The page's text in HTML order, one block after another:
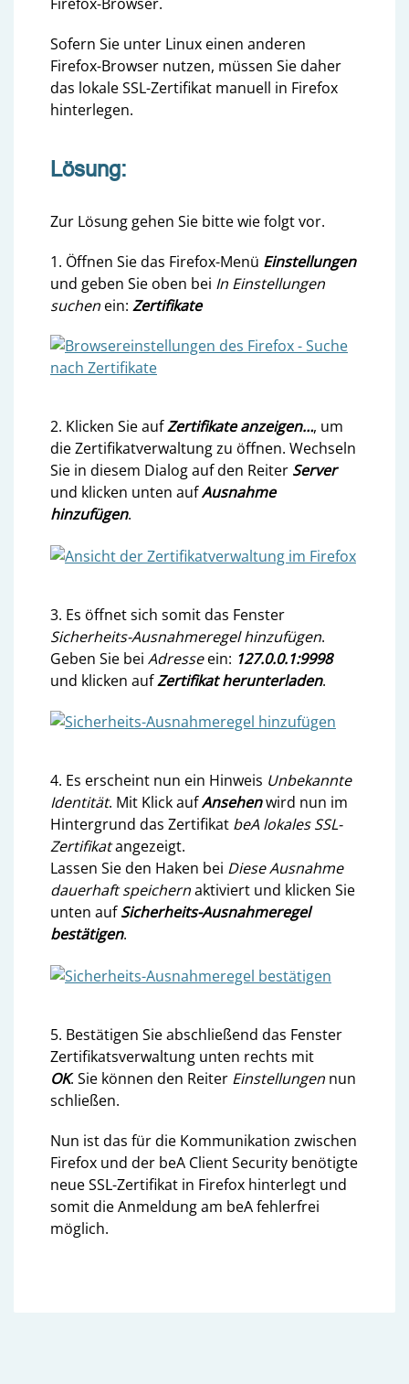
Sofern Sie unter Linux einen anderen
Firefox-Browser nutzen, müssen Sie daher
das lokale SSL-Zertifikat manuell in Firefox
hinterlegen.
Lösung:
Zur Lösung gehen Sie bitte wie folgt vor.
1. Öffnen Sie das Firefox-Menü Einstellungen
und geben Sie oben bei In Einstellungen
suchen ein: Zertifikate
2. Klicken Sie aufZertifikate anzeigen…, um
die Zertifikatverwaltung zu öffnen. Wechseln
Sie in diesem Dialog auf den Reiter Server
und klicken unten aufAusnahme
hinzufügen.
3. Es öffnet sich somit das Fenster
Sicherheits-Ausnahmeregel hinzufügen.
Geben Sie bei Adresseein: 127.0.0.1:9998
und klicken aufZertifikat herunterladen.
4. Es erscheint nun ein Hinweis Unbekannte
Identität. Mit Klick aufAnsehenwird nun im
Hintergrund das Zertifikat beA lokales SSL-
Zertifikatangezeigt.
Lassen Sie den Haken bei Diese Ausnahme
dauerhaft speichernaktiviert und klicken Sie
unten aufSicherheits-Ausnahmeregel
bestätigen.
5. Bestätigen Sie abschließend das Fenster
Zertifikatsverwaltung unten rechts mit
OK. Sie können den Reiter Einstellungen nun
schließen.
Nun ist das für die Kommunikation zwischen
Firefox und der beA Client Security benötigte
neue SSL-Zertifikat in Firefox hinterlegt und
somit die Anmeldung am beA fehlerfrei
möglich.